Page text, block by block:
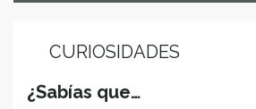
CURIOSIDADES
¿Sabías que…